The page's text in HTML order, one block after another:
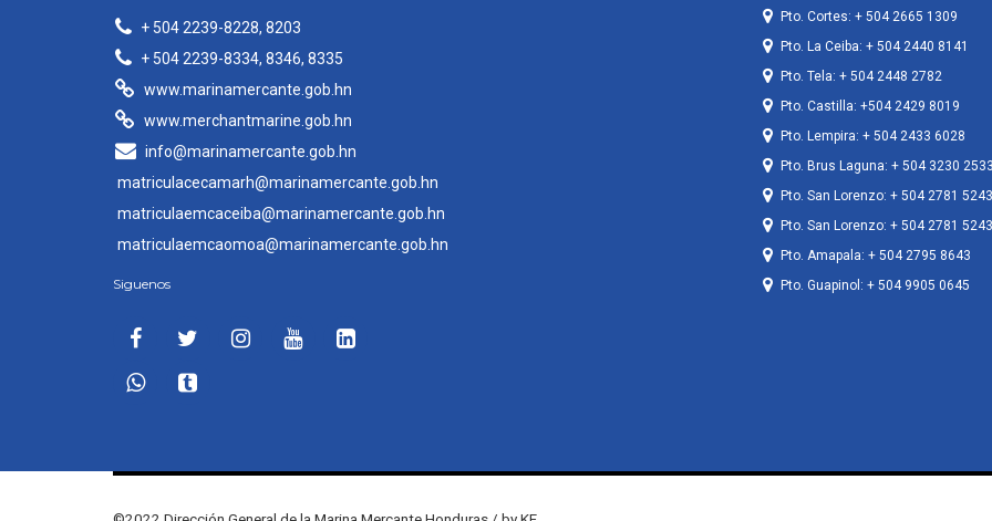
+ 504 2239-8228, 8203
+ 504 2239-8334, 8346, 8335
www.marinamercante.gob.hn
www.merchantmarine.gob.hn
info@marinamercante.gob.hn
matriculacecamarh@marinamercante.gob.hn
matriculaemcaceiba@marinamercante.gob.hn
matriculaemcaomoa@marinamercante.gob.hn
Siguenos
Pto. Cortes: + 504 2665 1309
Pto. La Ceiba: + 504 2440 8141
Pto. Tela: + 504 2448 2782
Pto. Castilla: +504 2429 8019
Pto. Lempira: + 504 2433 6028
Pto. Brus Laguna: + 504 3230 2533
Pto. San Lorenzo: + 504 2781 5243
Pto. San Lorenzo: + 504 2781 5243
Pto. Amapala: + 504 2795 8643
Pto. Guapinol: + 504 9905 0645